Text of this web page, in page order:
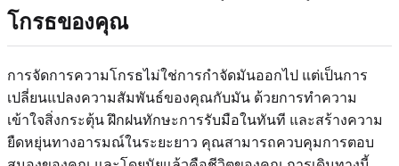
โกรธของคุณ
การจัดการความโกรธไม่ใช่การกำจัดมันออกไป แต่เป็นการ
เปลี่ยนแปลงความสัมพันธ์ของคุณกับมัน ด้วยการทำความ
เข้าใจสิ่งกระตุ้น ฝึกฝนทักษะการรับมือในทันที และสร้างความ
ยืดหยุ่นทางอารมณ์ในระยะยาว คุณสามารถควบคุมการตอบ